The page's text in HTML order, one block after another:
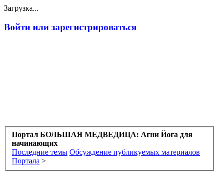
Загрузка...
Войти или зарегистрироваться
Портал БОЛЬШАЯ МЕДВЕДИЦА: Агни Йога для
начинающих
Последние темы Обсуждение публикуемых материалов
Портала >